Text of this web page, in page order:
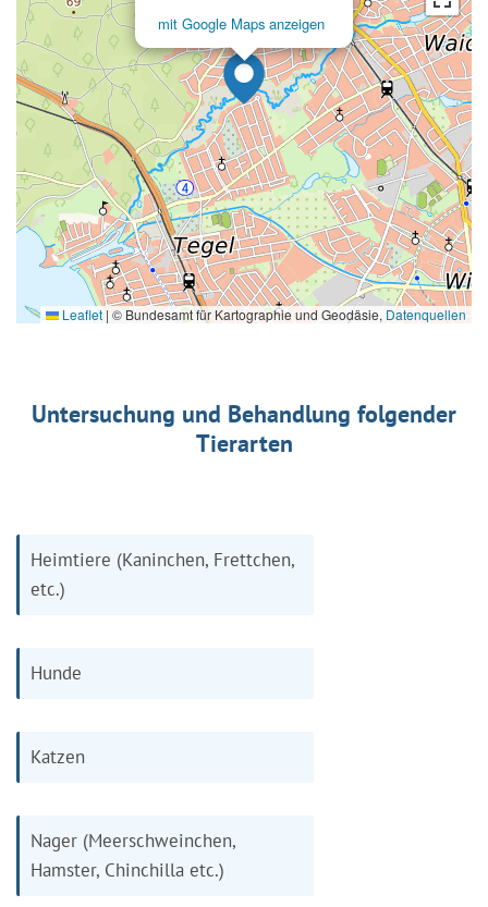
mit Google Maps anzeigen
Leaflet | © Bundesamt für Kartographie und Geodäsie, Datenquellen
Untersuchung und Behandlung folgender
Tierarten
Heimtiere (Kaninchen, Frettchen,
etc.)
Hunde
Katzen
Nager (Meerschweinchen,
Hamster, Chinchilla etc.)